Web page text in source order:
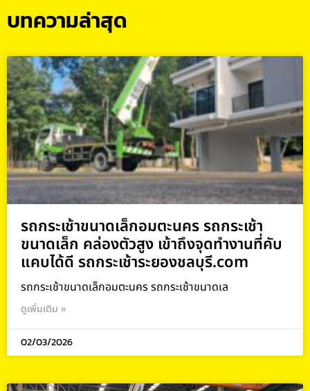
บทความล่าสุด
รถกระเช้าขนาดเล็กอมตะนคร รถกระเช้า
ขนาดเล็ก คล่องตัวสูง เข้าถึงจุดทำงานที่คับ
แคบได้ดี รถกระเช้าระยองชลบุรี.com
รถกระเช้าขนาดเล็กอมตะนคร รถกระเช้าขนาดเล
ดูเพิ่มเติม »
02/03/2026